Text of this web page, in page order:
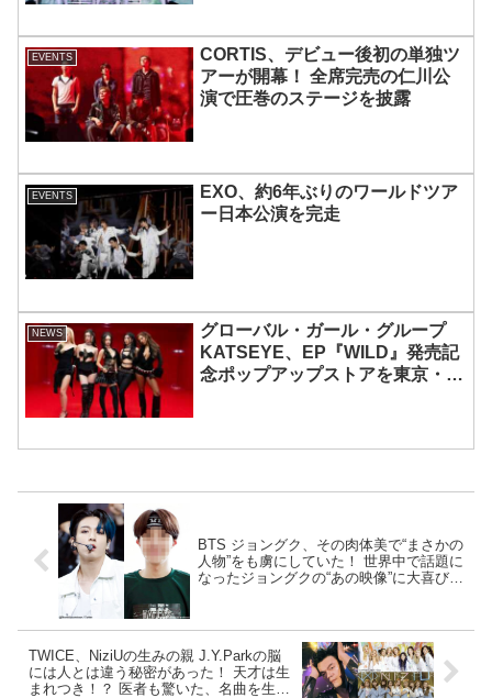
EVENTS
CORTIS、デビュー後初の単独ツ
アーが開幕！ 全席完売の仁川公
演で圧巻のステージを披露
EVENTS
EXO、約6年ぶりのワールドツア
ー日本公演を完走
NEWS
グローバル・ガール・グループ
KATSEYE、EP『WILD』発売記
念ポップアップストアを東京・原
BTS ジョングク、その肉体美で“まさかの
人物”をも虜にしていた！ 世界中で話題に
なったジョングクの“あの映像”に大喜びし
TWICE、NiziUの生みの親 J.Y.Parkの脳
には人とは違う秘密があった！ 天才は生
まれつき！？ 医者も驚いた、名曲を生み